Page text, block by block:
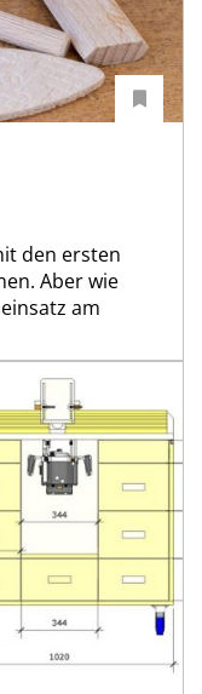
den ersten
Aber wie
am